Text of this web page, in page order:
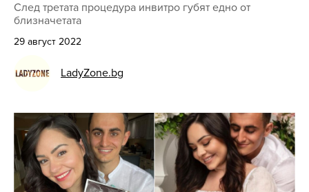
След третата процедура инвитро губят едно от
близначетата
29 август 2022
LadyZone.bg